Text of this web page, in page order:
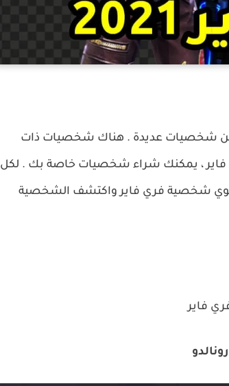
بين شخصيات عديدة . هناك شخصيات ذات
فاير ، يمكنك شراء شخصيات خاصة بك . لكل
شخصية فري فاير واكتشف الشخصية